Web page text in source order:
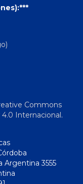
Commons
Internacional.
Argentina 3555